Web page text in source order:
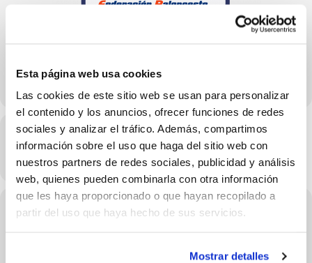
Esta página web usa cookies
Las cookies de este sitio web se usan para personalizar
el contenido y los anuncios, ofrecer funciones de redes
sociales y analizar el tráfico. Además, compartimos
información sobre el uso que haga del sitio web con
nuestros partners de redes sociales, publicidad y análisis
web, quienes pueden combinarla con otra información
que les haya proporcionado o que hayan recopilado a
partir del uso que haya hecho de sus servicios.
Mostrar detalles
Hora
06/04/2025 09:00 - 13:00 (GMT+02:00)
Localización